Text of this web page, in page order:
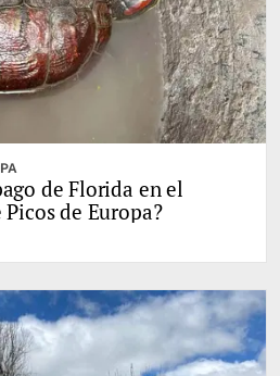
de Florida en el
de Europa?